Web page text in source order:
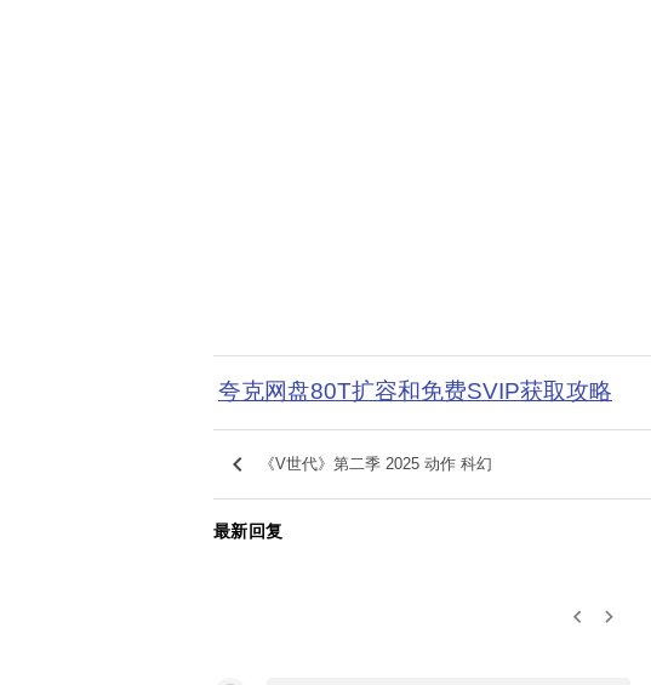
夸克网盘80T扩容和免费SVIP获取攻略
keyboard_arrow_left 《V世代》第二季 2025 动作 科幻
最新回复
keyboard_arrow_left keyboard_arrow_right